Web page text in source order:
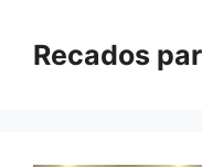
paraRecados